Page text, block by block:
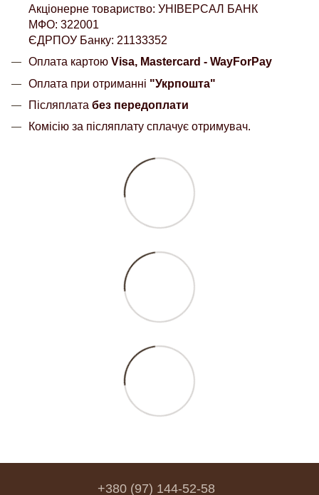
Акціонерне товариство: УНІВЕРСАЛ БАНК
МФО: 322001
ЄДРПОУ Банку: 21133352
Оплата картою Visa, Mastercard - WayForPay
Оплата при отриманні "Укрпошта"
Післяплата без передоплати
Комісію за післяплату сплачує отримувач.
+380 (97) 144-52-58